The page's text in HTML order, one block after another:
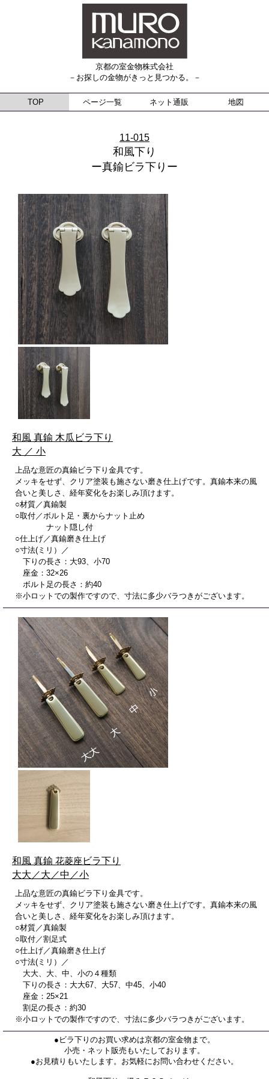
京都の室金物株式会社
－お探しの金物がきっと見つかる。－
TOP ページ一覧 ネット通販 地図
11-015
和風下り
ー真鍮ビラ下りー
和風 真鍮 木瓜ビラ下り
大 ／ 小
上品な意匠の真鍮ビラ下り金具です。
メッキをせず、クリア塗装も施さない磨き仕上げです。真鍮本来の風
合いと美しさ、経年変化をお楽しみ頂けます。
○材質／真鍮製
○取付／ボルト足・裏からナット止め
ナット隠し付
○仕上げ／真鍮磨き仕上げ
○寸法(ミリ）／
下りの長さ：大93、小70
座金：32×26
ボルト足の長さ：約40
※小ロットでの製作ですので、寸法に多少バラつきがございます。
和風 真鍮 花菱座 ビラ下り
大大／大／中／小
上品な意匠の真鍮ビラ下り金具です。
メッキをせず、クリア塗装も施さない磨き仕上げです。真鍮本来の風
合いと美しさ、経年変化をお楽しみ頂けます。
○材質／真鍮製
○取付／割足式
○仕上げ／真鍮磨き仕上げ
○寸法(ミリ）／
大大、大、中、小の４種類
下りの長さ：大大67、大57、中45、小40
座金：25×21
割足の長さ：約30
※小ロットでの製作ですので、寸法に多少バラつきがございます。
●ビラ下りのお買い求めは京都の室金物まで。
小売・ネット販売もいたしております。
●お見積りもいたします。お気軽にお問い合わせください。